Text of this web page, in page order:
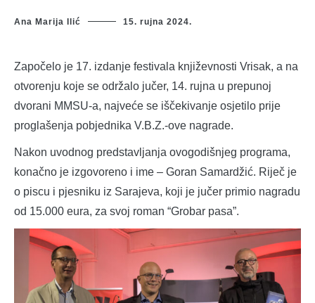
Ana Marija Ilić 15. rujna 2024.
Započelo je 17. izdanje festivala književnosti Vrisak, a na
otvorenju koje se održalo jučer, 14. rujna u prepunoj
dvorani MMSU-a, najveće se iščekivanje osjetilo prije
proglašenja pobjednika V.B.Z.-ove nagrade.
Nakon uvodnog predstavljanja ovogodišnjeg programa,
konačno je izgovoreno i ime – Goran Samardžić. Riječ je
o piscu i pjesniku iz Sarajeva, koji je jučer primio nagradu
od 15.000 eura, za svoj roman “Grobar pasa”.